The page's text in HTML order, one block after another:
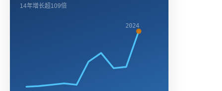
14年增长超109倍
2024